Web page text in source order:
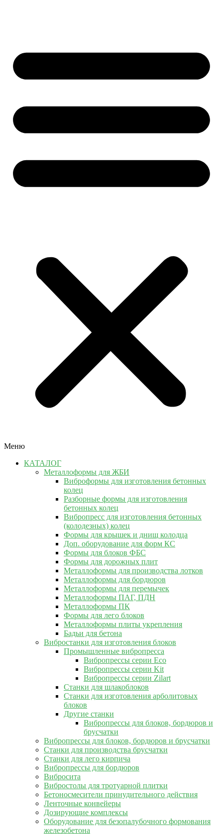
Меню
КАТАЛОГ
Металлоформы для ЖБИ
Виброформы для изготовления бетонных
колец
Разборные формы для изготовления
бетонных колец
Вибропресс для изготовления бетонных
(колодезных) колец
Формы для крышек и днищ колодца
Доп. оборудование для форм КС
Формы для блоков ФБС
Формы для дорожных плит
Металлоформы для производства лотков
Металлоформы для бордюров
Металлоформы для перемычек
Металлоформы ПАГ, ПДН
Металлоформы ПК
Формы для лего блоков
Металлоформы плиты укрепления
Бадьи для бетона
Вибростанки для изготовления блоков
Промышленные вибропресса
Вибропрессы серии Eco
Вибропрессы серии Kit
Вибропрессы серии Zilart
Станки для шлакоблоков
Станки для изготовления арболитовых
блоков
Другие станки
Вибропрессы для блоков, бордюров и
брусчатки
Вибропрессы для блоков, бордюров и брусчатки
Станки для производства брусчатки
Станки для лего кирпича
Вибропрессы для бордюров
Вибросита
Вибростолы для тротуарной плитки
Бетоносмесители принудительного действия
Ленточные конвейеры
Дозирующие комплексы
Оборудование для безопалубочного формования
железобетона